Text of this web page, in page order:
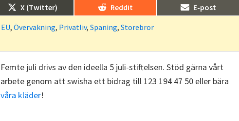
Dela
på
X (Twitter)
Dela
på
Reddit
Dela
på
E-post
EU, Övervakning, Privatliv, Spaning, Storebror
Femte juli drivs av den ideella 5 juli-stiftelsen. Stöd gärna vårt
arbete genom att swisha ett bidrag till 123 194 47 50 eller bära
våra kläder!